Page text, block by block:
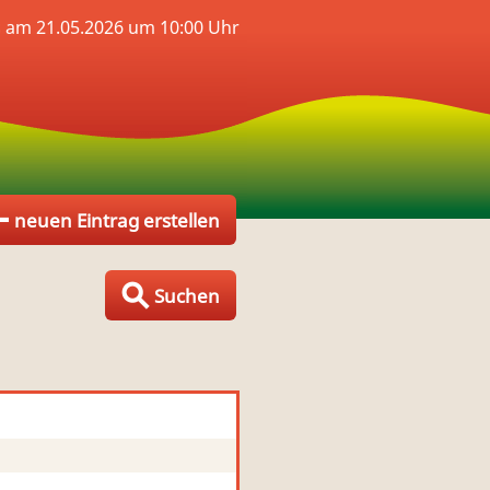
neuen Eintrag erstellen
Suchen
21.05.2026 um 10:00 Uhr